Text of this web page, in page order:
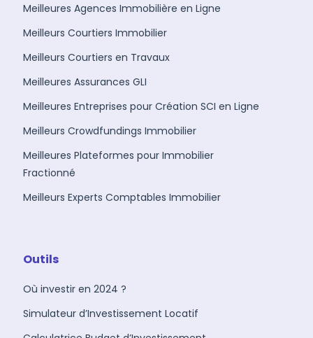
Meilleures Agences Immobilière en Ligne
Meilleurs Courtiers Immobilier
Meilleurs Courtiers en Travaux
Meilleures Assurances GLI
Meilleures Entreprises pour Création SCI en Ligne
Meilleurs Crowdfundings Immobilier
Meilleures Plateformes pour Immobilier
Fractionné
Meilleurs Experts Comptables Immobilier
Outils
Où investir en 2024 ?
Simulateur d’Investissement Locatif